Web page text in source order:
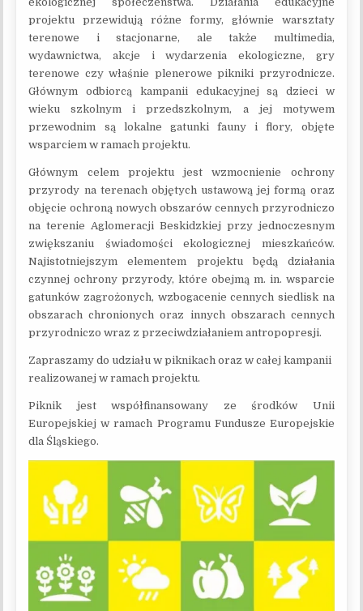
projektu przewidują różne formy, głównie warsztaty
terenowe i stacjonarne, ale także multimedia,
wydawnictwa, akcje i wydarzenia ekologiczne, gry
terenowe czy właśnie plenerowe pikniki przyrodnicze.
Głównym odbiorcą kampanii edukacyjnej są dzieci w
wieku szkolnym i przedszkolnym, a jej motywem
przewodnim są lokalne gatunki fauny i flory, objęte
wsparciem w ramach projektu.
Głównym celem projektu jest wzmocnienie ochrony
przyrody na terenach objętych ustawową jej formą oraz
objęcie ochroną nowych obszarów cennych przyrodniczo
na terenie Aglomeracji Beskidzkiej przy jednoczesnym
zwiększaniu świadomości ekologicznej mieszkańców.
Najistotniejszym elementem projektu będą działania
czynnej ochrony przyrody, które obejmą m. in. wsparcie
gatunków zagrożonych, wzbogacenie cennych siedlisk na
obszarach chronionych oraz innych obszarach cennych
przyrodniczo wraz z przeciwdziałaniem antropopresji.
Zapraszamy do udziału w piknikach oraz w całej kampanii
realizowanej w ramach projektu.
Piknik jest współfinansowany ze środków Unii
Europejskiej w ramach Programu Fundusze Europejskie
dla Śląskiego.